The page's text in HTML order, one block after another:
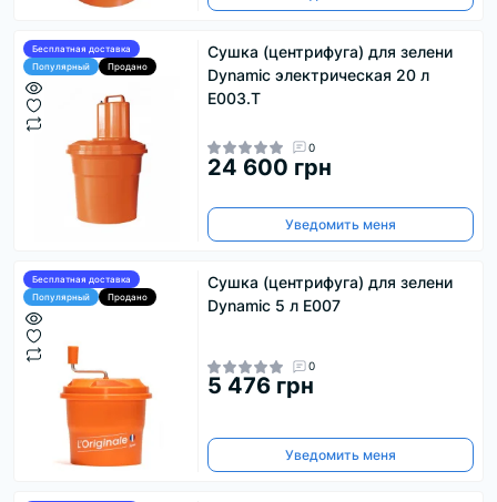
Бесплатная доставка
Популярный
Продано
Сушка (центрифуга) для зелени
Dynamic электрическая 20 л
Е003.T
0
24 600 грн
Уведомить меня
Бесплатная доставка
Популярный
Продано
Сушка (центрифуга) для зелени
Dynamic 5 л E007
0
5 476 грн
Уведомить меня